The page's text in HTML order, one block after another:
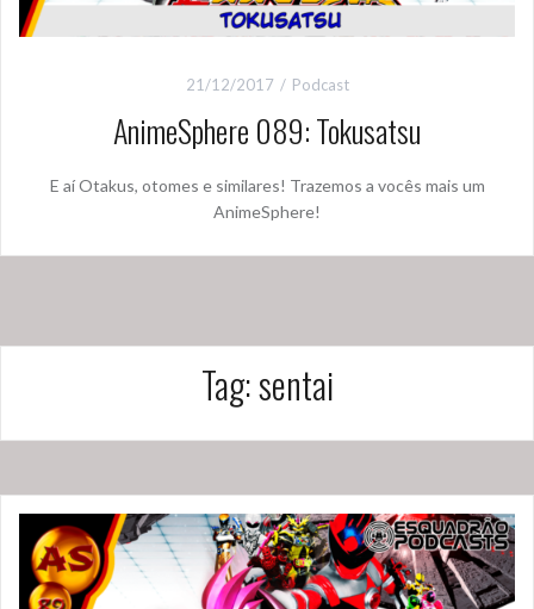
21/12/2017 Podcast
AnimeSphere 089: Tokusatsu
E aí Otakus, otomes e similares! Trazemos a vocês mais um
AnimeSphere!
Tag:sentai